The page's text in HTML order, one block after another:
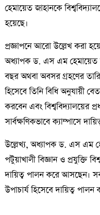
হেমায়েত জাহানকে
হয়েছে।
প্রজ্ঞাপনে আরো উল্লেখ করা
অধ্যাপক ড. এস এম হেমায়েত
বছর অথবা অবসর গ্রহণের
হিসেবে তিনি বিধি অনুযায়ী
করবেন এবং বিশ্ববিদ্যালয়ের
সার্বক্ষণিকভাবে ক্যাম্পাসে
উল্লেখ্য, অধ্যাপক ড. এস এম
পটুয়াখালী বিজ্ঞান ও প্রযুক্তি
দায়িত্ব পালন করে আসছেন।
উপাচার্য হিসেবে দায়িত্ব পালন